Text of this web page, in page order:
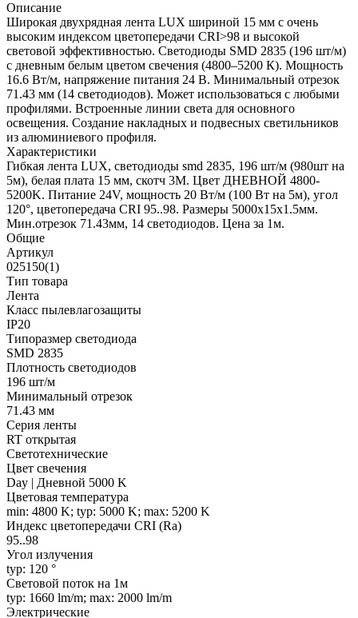
Описание
Широкая двухрядная лента LUX шириной 15 мм с очень
высоким индексом цветопередачи CRI>98 и высокой
световой эффективностью. Светодиоды SMD 2835 (196 шт/м)
с дневным белым цветом свечения (4800–5200 К). Мощность
16.6 Вт/м, напряжение питания 24 В. Минимальный отрезок
71.43 мм (14 светодиодов). Может использоваться с любыми
профилями. Встроенные линии света для основного
освещения. Создание накладных и подвесных светильников
из алюминиевого профиля.
Характеристики
Гибкая лента LUX, светодиоды smd 2835, 196 шт/м (980шт на
5м), белая плата 15 мм, скотч 3М. Цвет ДНЕВНОЙ 4800-
5200K. Питание 24V, мощность 20 Вт/м (100 Вт на 5м), угол
120°, цветопередача CRI 95..98. Размеры 5000х15x1.5мм.
Мин.отрезок 71.43мм, 14 светодиодов. Цена за 1м.
Общие
Артикул
025150(1)
Тип товара
Лента
Класс пылевлагозащиты
IP20
Типоразмер светодиода
SMD 2835
Плотность светодиодов
196 шт/м
Минимальный отрезок
71.43 мм
Серия ленты
RT открытая
Светотехнические
Цвет свечения
Day | Дневной 5000 K
Цветовая температура
min: 4800 K; typ: 5000 K; max: 5200 K
Индекс цветопередачи CRI (Ra)
95..98
Угол излучения
typ: 120 °
Световой поток на 1м
typ: 1660 lm/m; max: 2000 lm/m
Электрические